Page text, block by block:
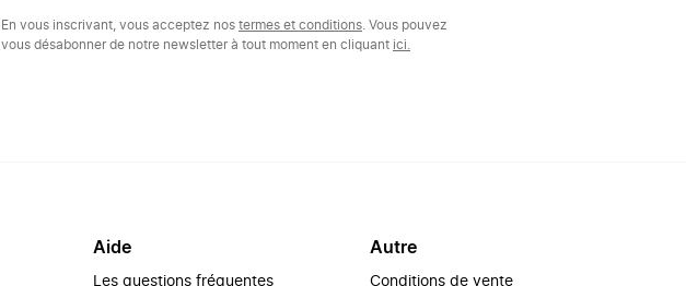
En vous inscrivant, vous acceptez nos termes et conditions . Vous pouvez
vous désabonner de notre newsletter à tout moment en cliquant ici.
Aide
Les questions fréquentes
Autre
Conditions de vente